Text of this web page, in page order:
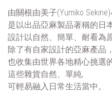
由關根由美子(Yumiko
是以出品亞麻製品著稱的日
設計以自然、簡單、耐看為
除了有自家設計的亞麻產品，
也收集由世界各地精心挑選
這些雜貨自然、單純,
可輕易融入日常生活當中。